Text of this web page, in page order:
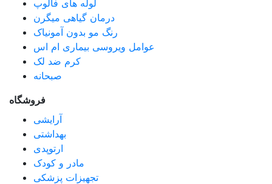
لوله های فالوپ
درمان گیاهی میگرن
رنگ مو بدون آمونیاک
عوامل ویروسی بیماری ام اس
کرم ضد لک
صبحانه
فروشگاه
آرایشی
بهداشتی
ارتوپدی
مادر و کودک
تجهیزات پزشکی